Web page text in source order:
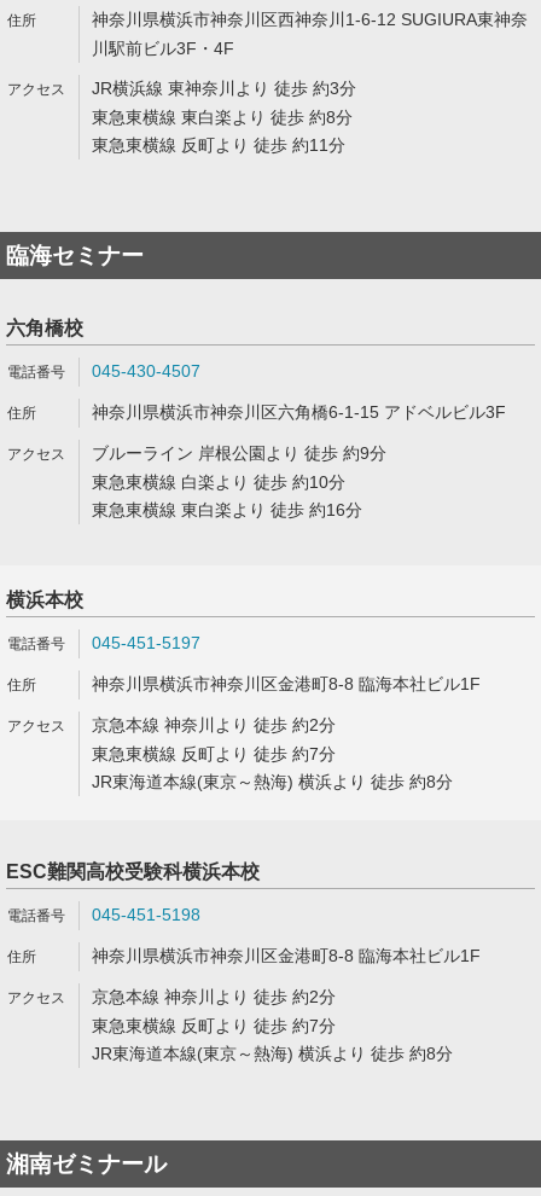
神奈川県横浜市神奈川区西神奈川1-6-12 SUGIURA東神奈
川駅前ビル3F・4F
JR横浜線 東神奈川より 徒歩 約3分
東急東横線 東白楽より 徒歩 約8分
東急東横線 反町より 徒歩 約11分
臨海セミナー
六角橋校
045-430-4507
神奈川県横浜市神奈川区六角橋6-1-15 アドベルビル3F
ブルーライン 岸根公園より 徒歩 約9分
東急東横線 白楽より 徒歩 約10分
東急東横線 東白楽より 徒歩 約16分
横浜本校
045-451-5197
神奈川県横浜市神奈川区金港町8-8 臨海本社ビル1F
京急本線 神奈川より 徒歩 約2分
東急東横線 反町より 徒歩 約7分
JR東海道本線(東京～熱海) 横浜より 徒歩 約8分
ESC難関高校受験科横浜本校
045-451-5198
神奈川県横浜市神奈川区金港町8-8 臨海本社ビル1F
京急本線 神奈川より 徒歩 約2分
東急東横線 反町より 徒歩 約7分
JR東海道本線(東京～熱海) 横浜より 徒歩 約8分
湘南ゼミナール